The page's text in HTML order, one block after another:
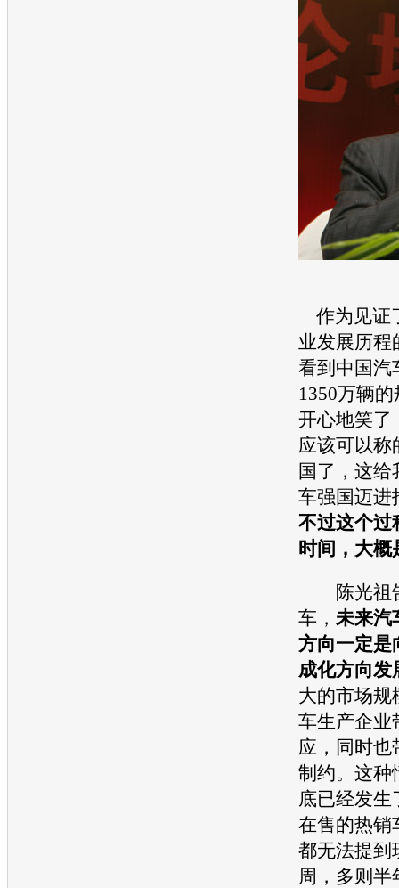
作为见证
业发展历程
看到中国汽
1350万辆
开心地笑了
应该可以称
国了，这
车强国迈进
不过这个过
时间，大概
陈光祖
车， 未来汽
方向一定是
成化方向发
大的市场规
车生产企业
应，同时也
制约。这种
底已经发生
在售的热销
都无法提到
周，多则半